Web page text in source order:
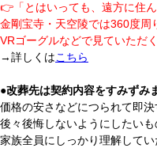
👉「とはいっても、遠方に住
金剛宝寺・天空陵では360度周
VRゴーグルなどで見ていただ
→詳しくはこちら
●改葬先は契約内容をすみずみ
価格の安さなどにつられて即
後々後悔しないようにしたい
家族全員にしっかり理解して